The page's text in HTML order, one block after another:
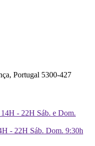
Portugal 5300-427
- 22H Sáb. e Dom.
- 22H Sáb. Dom. 9:30h